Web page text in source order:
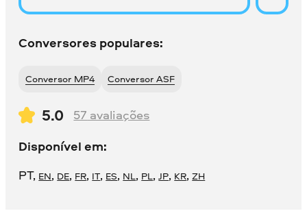
Conversores populares:
Conversor MP4 Conversor ASF
5.0 57 avaliações
Disponível em:
PT, EN, DE, FR, IT, ES, NL, PL,JP, KR,ZH